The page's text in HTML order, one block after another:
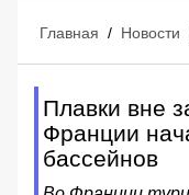
Главная / Новости
Плавки вне
Франции
бассейнов